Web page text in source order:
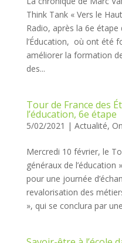
Think Tank « Vers le
Radio, après la 6e étape
l’Éducation, où ont été
améliorer la formation
des...
Tour de France des
l’éducation, 6e étape
5/02/2021 | Actualité,
Mercredi 10 février, le
généraux de l’éducation
pour une journée
revalorisation des
», qui se conclura par